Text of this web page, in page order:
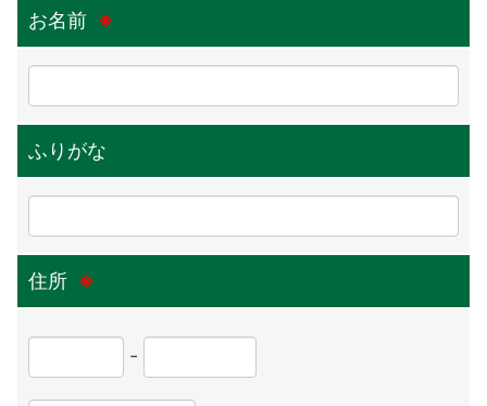
規範を遵守します。
・受託業務について
当社は受託業務で顧客企業様から預かる個人情報
に関して顧客企業様と当店の間で、 機密保持・
個人情報の授受・保管・返却・廃棄等についてル
ールを定め、厳正な管理を行います。
・個人情報の収集と利用・提供について
当社は個人情報の収集に際し、利用目的を明確に
し、同意を得た上で、適法かつ公正な手段により
行い、 個人情報の利用及び提供は、同意を得た
利用目的の範囲内で行います。
お名前 ※
ふりがな
住所 ※
-